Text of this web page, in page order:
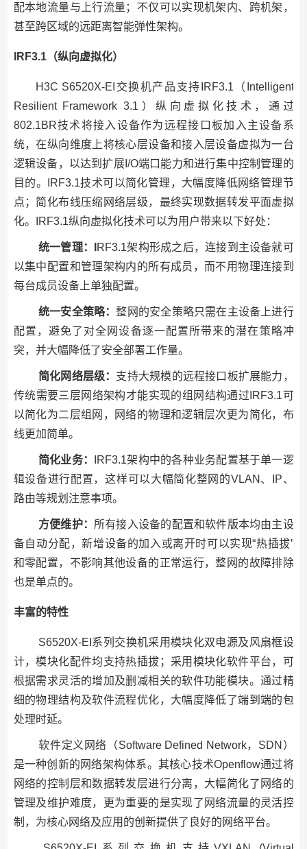
配本地流量与上行流量；不仅可以实现机架内、跨机架，
甚至跨区域的远距离智能弹性架构。
IRF3.1（纵向虚拟化）
H3C S6520X-EI交换机产品支持IRF3.1（Intelligent
Resilient Framework 3.1）纵向虚拟化技术，通过
802.1BR技术将接入设备作为远程接口板加入主设备系
统，在纵向维度上将核心层设备和接入层设备虚拟为一台
逻辑设备，以达到扩展I/O端口能力和进行集中控制管理的
目的。IRF3.1技术可以简化管理，大幅度降低网络管理节
点；简化布线压缩网络层级，最终实现数据转发平面虚拟
化。IRF3.1纵向虚拟化技术可以为用户带来以下好处：
统一管理：I
RF3.1架构形成之后，连接到主设备就可
以集中配置和管理架构内的所有成员，而不用物理连接到
每台成员设备上单独配置。
统一安全策略：整网的安全策略只需在主设备上进行
配置，避免了对全网设备逐一配置所带来的潜在策略冲
突，并大幅降低了安全部署工作量。
简化网络层级： 支持大规模的远程接口板扩展能力，
传统需要三层网络架构才能实现的组网结构通过IRF3.1可
以简化为二层组网，网络的物理和逻辑层次更为简化，布
线更加简单。
简化业务：
IRF3.1架构中的各种业务配置基于单一逻
辑设备进行配置，这样可以大幅简化整网的VLAN、IP、
路由等规划注意事项。
方便维护： 所有接入设备的配置和软件版本均由主设
备自动分配，新增设备的加入或离开时可以实现“热插拔”
和零配置，不影响其他设备的正常运行，整网的故障排除
也是单点的。
丰富的特性
S6520X-EI系列交换机采用模块化双电源及风扇框设
计，模块化配件均支持热插拔；采用模块化软件平台，可
根据需求灵活的增加及删减相关的软件功能模块。通过精
细的物理结构及软件流程优化，大幅度降低了端到端的包
处理时延。
软件定义网络（Software Defined Network，SDN）
是一种创新的网络架构体系。其核心技术Openflow通过将
网络的控制层和数据转发层进行分离，大幅简化了网络的
管理及维护难度，更为重要的是实现了网络流量的灵活控
制，为核心网络及应用的创新提供了良好的网络平台。